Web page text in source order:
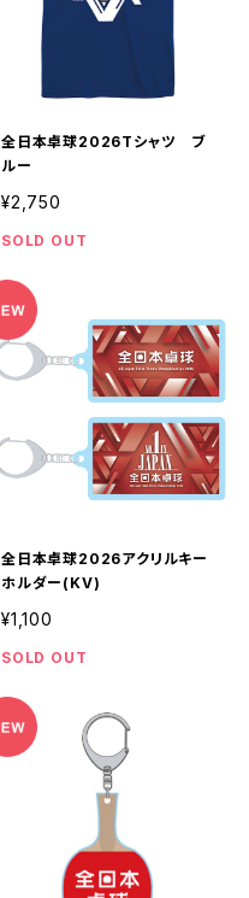
全日本卓球2026Tシャツ ブ
ルー
¥2,750
SOLD OUT
全日本卓球2026アクリルキー
ホルダー(KV)
¥1,100
SOLD OUT